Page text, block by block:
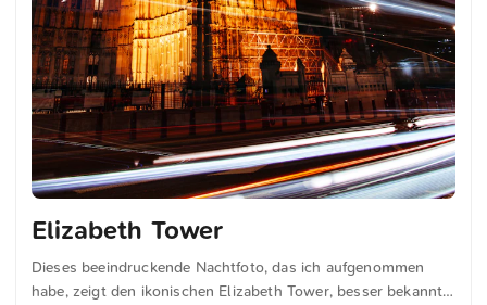
Elizabeth Tower
Dieses beeindruckende Nachtfoto, das ich aufgenommen
habe, zeigt den ikonischen Elizabeth Tower, besser bekannt